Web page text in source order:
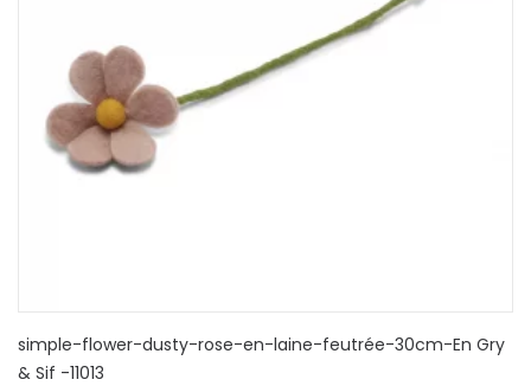
simple-flower-dusty-rose-en-laine-feutrée-30cm-En Gry
& Sif -11013